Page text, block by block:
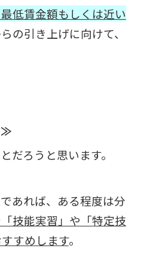
低賃金額もしくは近い
の引き上げに向けて、
≫
だろうと思います。
あれば、ある程度は分
技能実習」や「特定技
すめします。